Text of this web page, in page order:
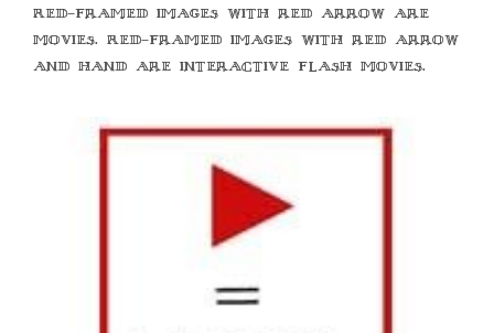
Red-framed images with red arrow are
movies. Red-framed images with red arrow
and hand are interactive flash movies.